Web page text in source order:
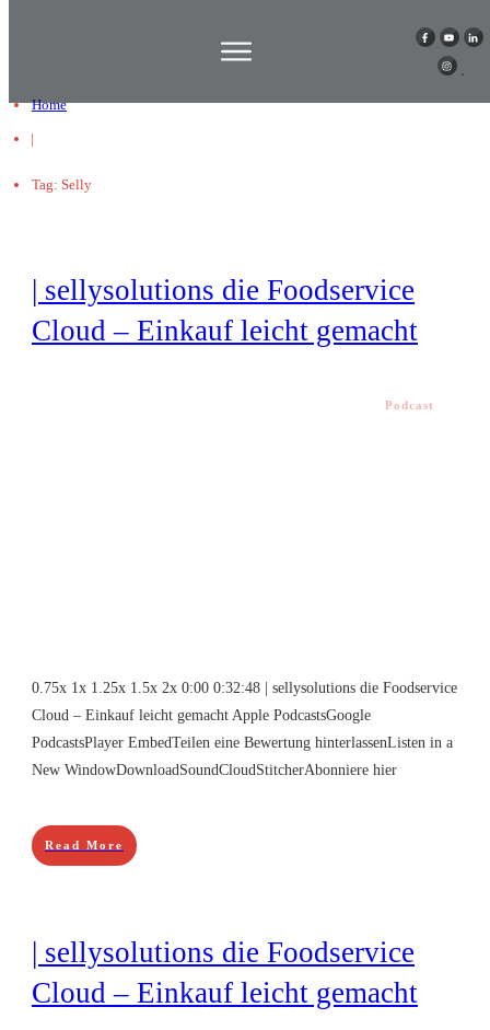
Home
|
Tag: Selly
| sellysolutions die Foodservice
Cloud – Einkauf leicht gemacht
Podcast
0.75x 1x 1.25x 1.5x 2x 0:00 0:32:48 | sellysolutions die Foodservice
Cloud – Einkauf leicht gemacht Apple PodcastsGoogle
PodcastsPlayer EmbedTeilen eine Bewertung hinterlassenListen in a
New WindowDownloadSoundCloudStitcherAbonniere hier
Read More
| sellysolutions die Foodservice
Cloud – Einkauf leicht gemacht